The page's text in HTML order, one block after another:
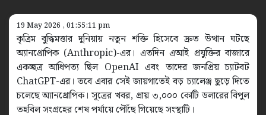
19 May 2026 , 01:55:11 pm
কৃত্রিম বুদ্ধিমত্তার দুনিয়ায় নতুন শক্তি হিসেবে দ্রুত উত্থান ঘটছে
অ্যানথ্রোপিক (Anthropic)-এর। এতদিন এআই প্রযুক্তির বাজারে
একচ্ছত্র আধিপত্য ছিল OpenAI এবং তাদের জনপ্রিয় চ্যাটবট
ChatGPT-এর। তবে এবার সেই জায়গাতেই বড় চ্যালেঞ্জ ছুড়ে দিতে
চলেছে অ্যানথ্রোপিক। সূত্রের খবর, প্রায় ৩,০০০ কোটি ডলারের বিপুল
তহবিল সংগ্রহের শেষ পর্যায়ে পৌঁছে গিয়েছে সংস্থাটি।